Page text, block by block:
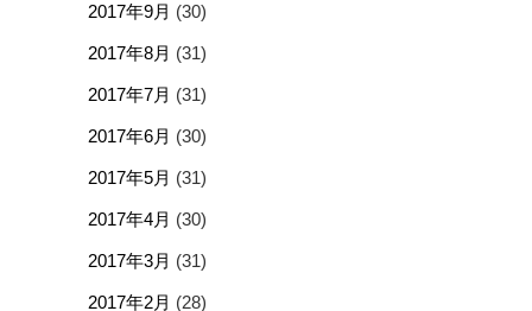
2017年9月 (30)
2017年8月 (31)
2017年7月 (31)
2017年6月 (30)
2017年5月 (31)
2017年4月 (30)
2017年3月 (31)
2017年2月 (28)